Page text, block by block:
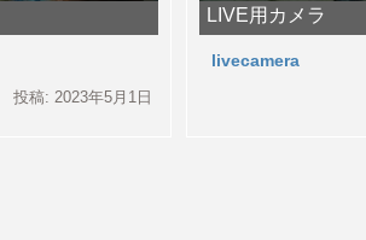
投稿: 2023年5月1日
LIVE用カメラ
livecamera